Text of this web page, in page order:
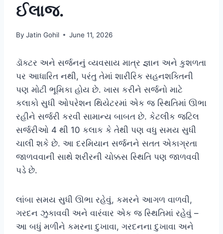
ઈલાજ.
By Jatin Gohil June 11, 2026
ડૉક્ટર અને સર્જનનું વ્યવસાય માત્ર જ્ઞાન અને કુશળતા
પર આધારિત નથી, પરંતુ તેમાં શારીરિક સહનશક્તિની
પણ મોટી ભૂમિકા હોય છે. ખાસ કરીને સર્જનો માટે
કલાકો સુધી ઓપરેશન થિયેટરમાં એક જ સ્થિતિમાં ઊભા
રહીને સર્જરી કરવી સામાન્ય બાબત છે. કેટલીક જટિલ
સર્જરીઓ 4 થી 10 કલાક કે તેથી પણ વધુ સમય સુધી
ચાલી શકે છે. આ દરમિયાન સર્જનને સતત એકાગ્રતા
જાળવવાની સાથે શરીરની ચોક્કસ સ્થિતિ પણ જાળવવી
પડે છે.
લાંબા સમય સુધી ઊભા રહેવું, કમરને આગળ વાળવી,
ગરદન ઝુકાવવી અને વારંવાર એક જ સ્થિતિમાં રહેવું –
આ બધું મળીને કમરના દુખાવા, ગરદનના દુખાવા અને